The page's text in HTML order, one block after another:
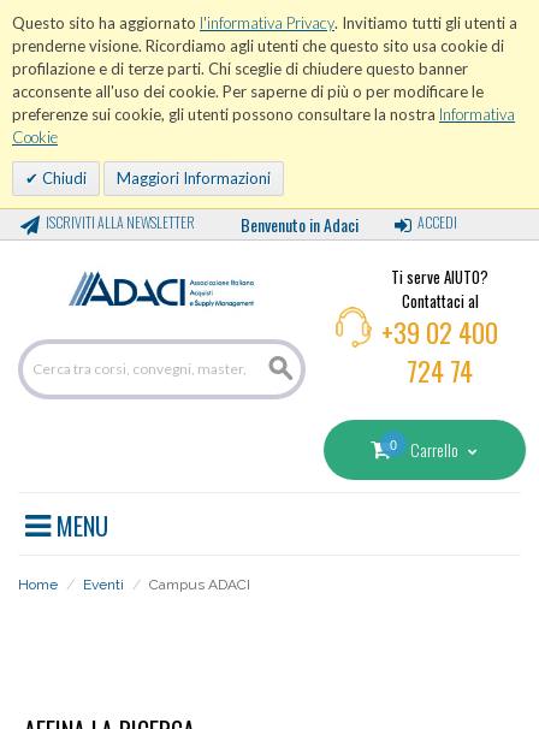
Questo sito ha aggiornato l'informativa Privacy. Invitiamo tutti gli utenti a
prenderne visione. Ricordiamo agli utenti che questo sito usa cookie di
profilazione e di terze parti. Chi sceglie di chiudere questo banner
acconsente all'uso dei cookie. Per saperne di più o per modificare le
preferenze sui cookie, gli utenti possono consultare la nostra Informativa
Cookie
Chiudi Maggiori Informazioni
ISCRIVITI ALLA NEWSLETTER Benvenuto in Adaci ACCEDI
Ti serve AIUTO?
Contattaci al
+39 02 400
724 74
0 Carrello
MENU
Home / Eventi / Campus ADACI